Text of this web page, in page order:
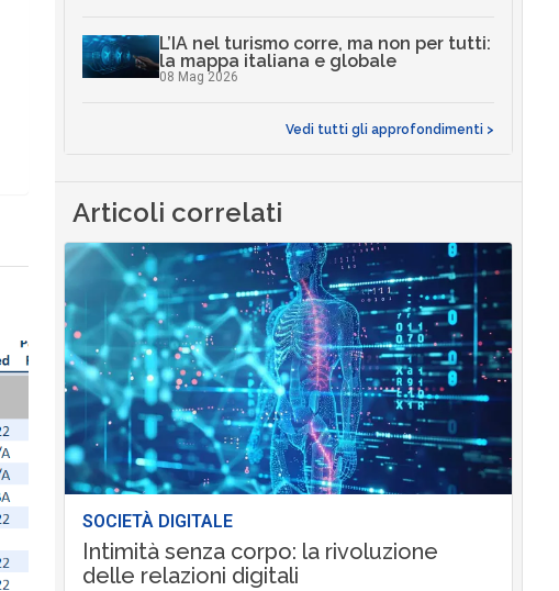
L’IA nel turismo corre, ma non per tutti:
la mappa italiana e globale
08 Mag 2026
Vedi tutti gli approfondimenti >
Articoli correlati
SOCIETÀ DIGITALE
Intimità senza corpo: la rivoluzione
delle relazioni digitali